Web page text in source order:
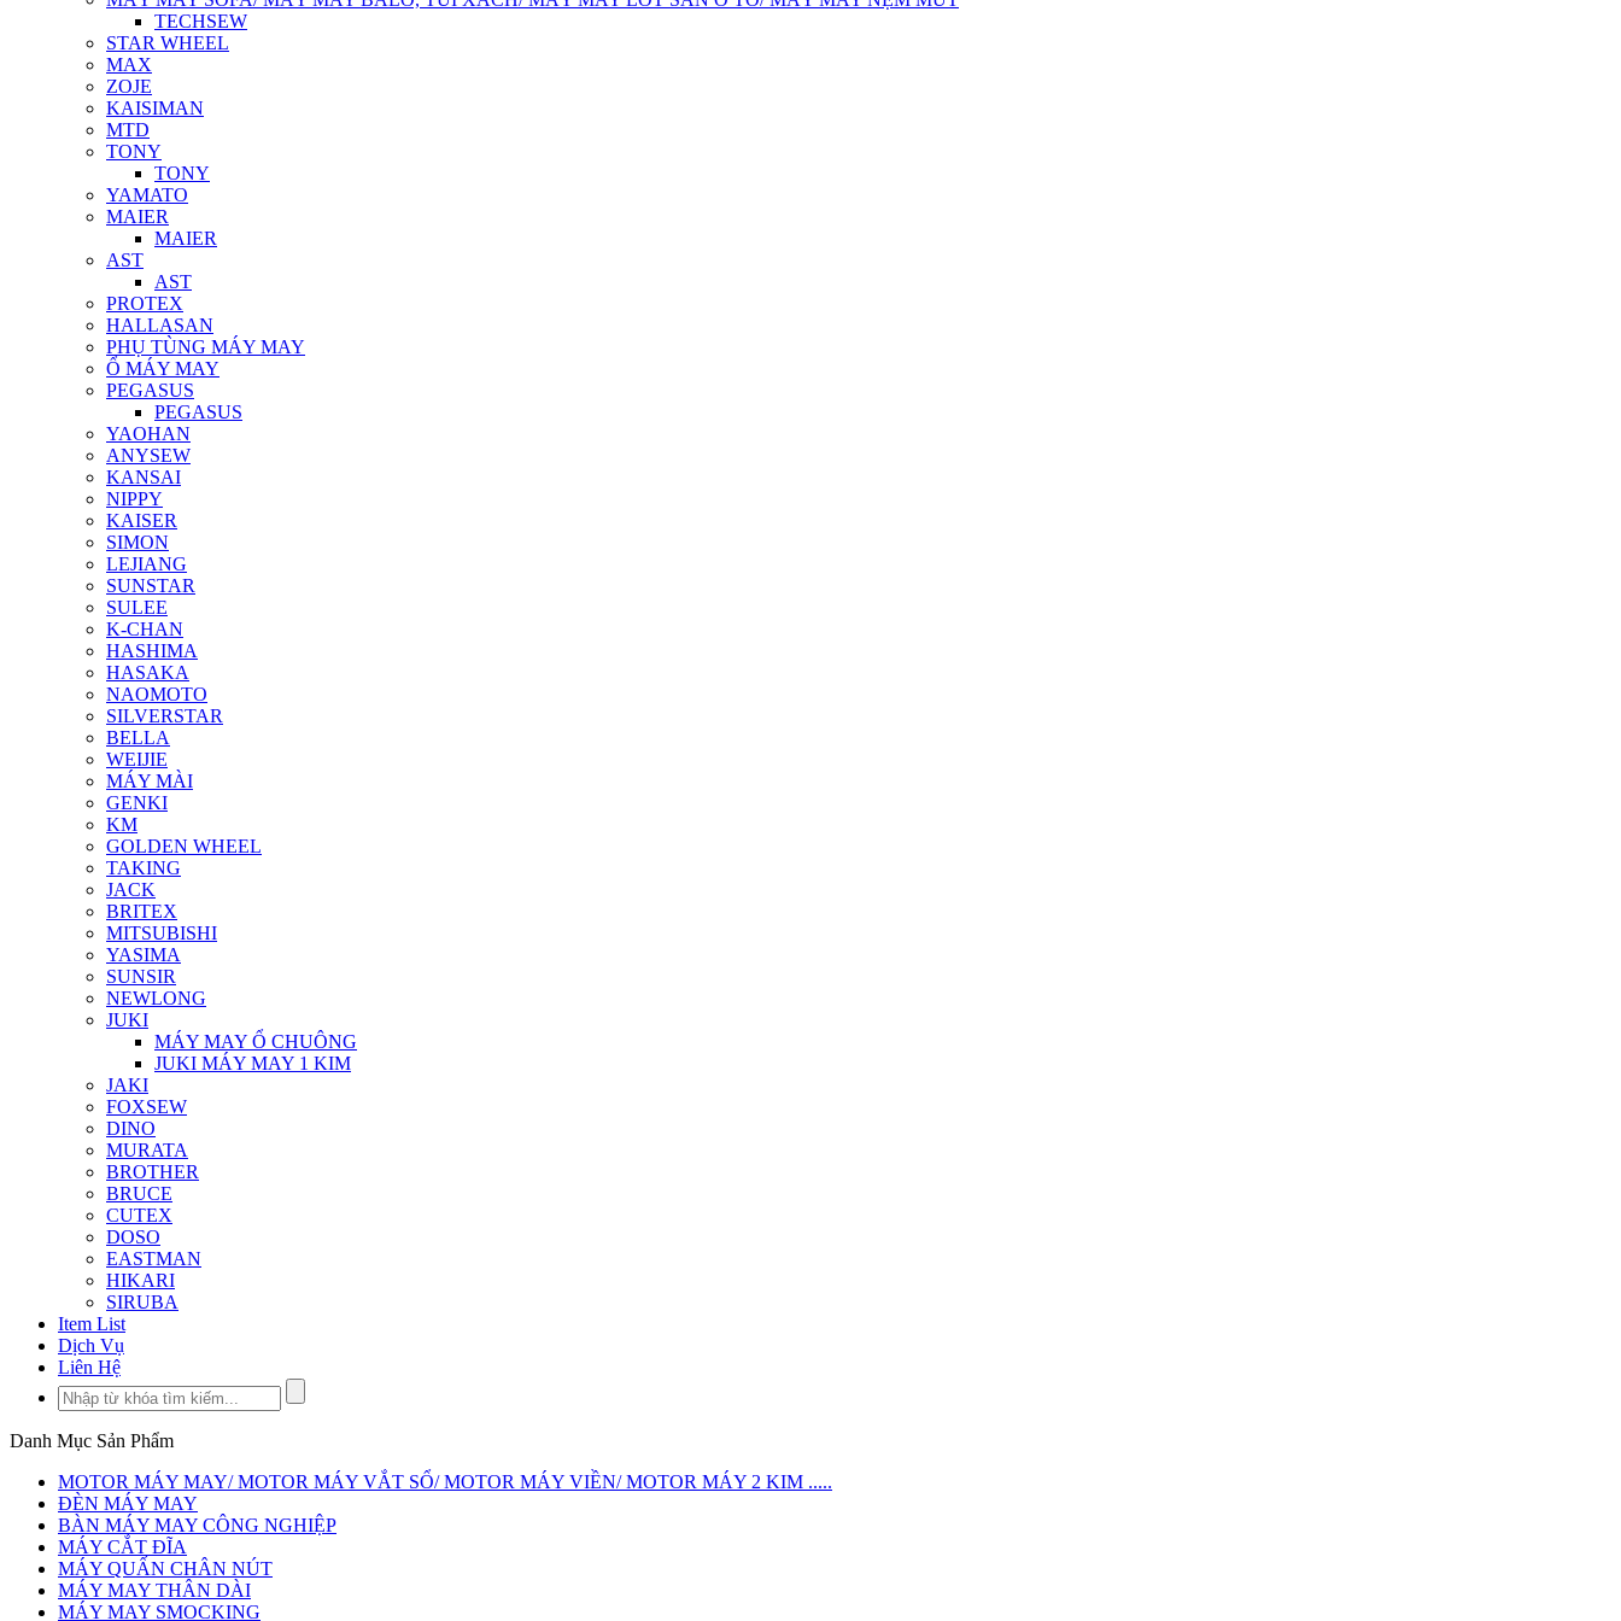
TECHSEW
STAR WHEEL
MAX
ZOJE
KAISIMAN
MTD
TONY
TONY
YAMATO
MAIER
MAIER
AST
AST
PROTEX
HALLASAN
PHỤ TÙNG MÁY MAY
Ổ MÁY MAY
PEGASUS
PEGASUS
YAOHAN
ANYSEW
KANSAI
NIPPY
KAISER
SIMON
LEJIANG
SUNSTAR
SULEE
K-CHAN
HASHIMA
HASAKA
NAOMOTO
SILVERSTAR
BELLA
WEIJIE
MÁY MÀI
GENKI
KM
GOLDEN WHEEL
TAKING
JACK
BRITEX
MITSUBISHI
YASIMA
SUNSIR
NEWLONG
JUKI
MÁY MAY Ổ CHUÔNG
JUKI MÁY MAY 1 KIM
JAKI
FOXSEW
DINO
MURATA
BROTHER
BRUCE
CUTEX
DOSO
EASTMAN
HIKARI
SIRUBA
Item List
Dịch Vụ
Liên Hệ
Danh Mục Sản Phẩm
MOTOR MÁY MAY/ MOTOR MÁY VẮT SỔ/ MOTOR MÁY VIỀN/ MOTOR MÁY 2 KIM .....
ĐÈN MÁY MAY
BÀN MÁY MAY CÔNG NGHIỆP
MÁY CẮT ĐĨA
MÁY QUẤN CHÂN NÚT
MÁY MAY THÂN DÀI
MÁY MAY SMOCKING